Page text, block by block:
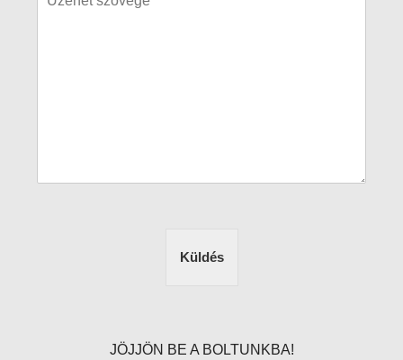
Küldés
JÖJJÖN BE A BOLTUNKBA!